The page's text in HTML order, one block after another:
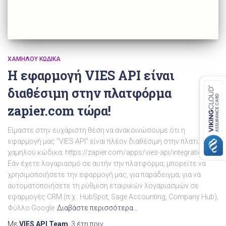
ΧΑΜΗΛΟΎ ΚΏΔΙΚΑ
Η εφαρμογή VIES API είναι
διαθέσιμη στην πλατφόρμα
zapier.com τώρα!
Είμαστε στην ευχάριστη θέση να ανακοινώσουμε ότι η
εφαρμογή μας "VIES API" είναι πλέον διαθέσιμη στην πλατφόρμα
χαμηλού κώδικα: https://zapier.com/apps/vies-api/integrations.
Εάν έχετε λογαριασμό σε αυτήν την πλατφόρμα, μπορείτε να
χρησιμοποιήσετε την εφαρμογή μας, για παράδειγμα, για να
αυτοματοποιήσετε τη ρύθμιση εταιρικών λογαριασμών σε
εφαρμογές CRM (π.χ.: HubSpot, Sage Accounting, Company Hub),
Φύλλο Google Διαβάστε περισσότερα…
Με VIES API Team 3 έτη πριν